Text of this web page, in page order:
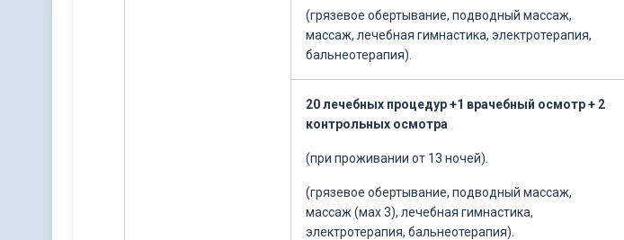
(грязевое обертывание, подводный массаж,
массаж, лечебная гимнастика, электротерапия,
бальнеотерапия).
20 лечебных процедур +1 врачебный осмотр + 2
контрольных осмотра
(при проживании от 13 ночей).
(грязевое обертывание, подводный массаж,
массаж (мах 3), лечебная гимнастика,
электротерапия, бальнеотерапия).